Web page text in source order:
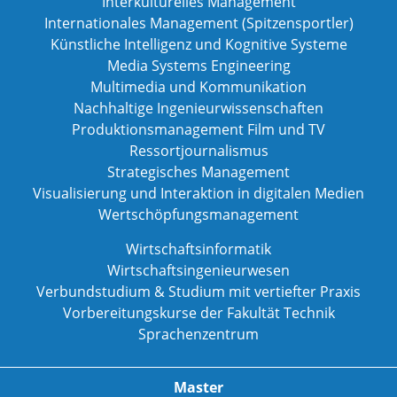
Internationales Management (Spitzensportler)
Künstliche Intelligenz und Kognitive Systeme
Media Systems Engineering
Multimedia und Kommunikation
Nachhaltige Ingenieurwissenschaften
Produktionsmanagement Film und TV
Ressortjournalismus
Strategisches Management
Visualisierung und Interaktion in digitalen Medien
Wertschöpfungsmanagement
Wirtschaftsinformatik
Wirtschaftsingenieurwesen
Verbundstudium & Studium mit vertiefter Praxis
Vorbereitungskurse der Fakultät Technik
Sprachenzentrum
Master